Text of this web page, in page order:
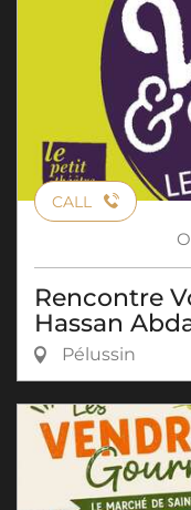
CALL
Rencontre
Hassan
Pélussin